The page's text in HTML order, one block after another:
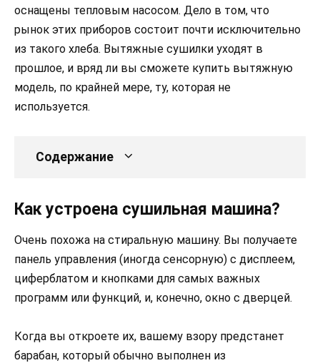
оснащены тепловым насосом. Дело в том, что
рынок этих приборов состоит почти исключительно
из такого хлеба. Вытяжные сушилки уходят в
прошлое, и вряд ли вы сможете купить вытяжную
модель, по крайней мере, ту, которая не
используется.
Содержание
Как устроена сушильная машина?
Очень похожа на стиральную машину. Вы получаете
панель управления (иногда сенсорную) с дисплеем,
циферблатом и кнопками для самых важных
программ или функций, и, конечно, окно с дверцей.
Когда вы откроете их, вашему взору предстанет
барабан, который обычно выполнен из